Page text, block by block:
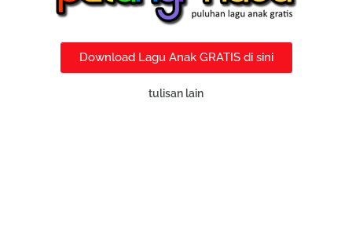
Download Lagu Anak GRATIS di sini
tulisan lain